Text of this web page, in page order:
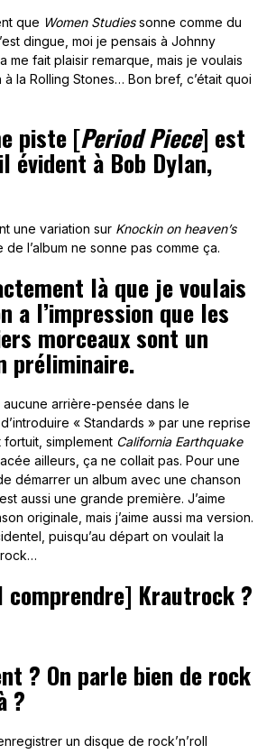
que Women Studiessonne comme du
dingue, moi je pensais à Johnny
me fait plaisir remarque, mais je voulais
la Rolling Stones… Bon bref, c’était quoi
piste [Period Piece] est
évident à Bob Dylan,
une variation sur Knockin on heaven’s
de l’album ne sonne pas comme ça.
là que je voulais
a l’impression que les
morceaux sont un
préliminaire.
aucune arrière-pensée dans le
« Standards » par une reprise
simplement California Earthquake
ailleurs, ça ne collait pas. Pour une
démarrer un album avec une chanson
aussi une grande première. J’aime
originale, mais j’aime aussi ma version.
puisqu’au départ on voulait la
comprendre] Krautrock ?
? On parle bien de rock
?
un disque de rock’n’roll